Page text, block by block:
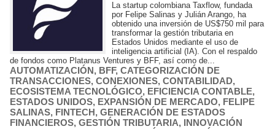
La startup colombiana Taxflow, fundada
por Felipe Salinas y Julián Arango, ha
obtenido una inversión de US$750 mil para
transformar la gestión tributaria en
Estados Unidos mediante el uso de
inteligencia artificial (IA). Con el respaldo
de fondos como Platanus Ventures y BFF, así como de...
AUTOMATIZACIÓN, BFF, CATEGORIZACIÓN DE
TRANSACCIONES, CONEXIONES, CONTABILIDAD,
ECOSISTEMA TECNOLÓGICO, EFICIENCIA CONTABLE,
ESTADOS UNIDOS, EXPANSIÓN DE MERCADO, FELIPE
SALINAS, FINTECH, GENERACIÓN DE ESTADOS
FINANCIEROS, GESTIÓN TRIBUTARIA, INNOVACIÓN